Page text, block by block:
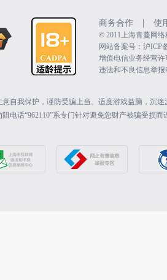
商务合作 | 使
©️ 2011上海青蔓网
网站备案号：沪ICP
增值电信业务经营许
违法和不良信息举报
自我保护，谨防受骗上当。适度游戏益脑，沉
电话“962110”系专门针对避免您财产被骗受损